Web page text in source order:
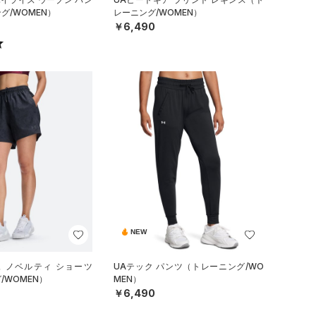
/WOMEN）
レーニング/WOMEN）
￥6,490
ノベルティ ショーツ
）
NEW
UAテック パンツ（トレーニング/WO
MEN）
￥6,490